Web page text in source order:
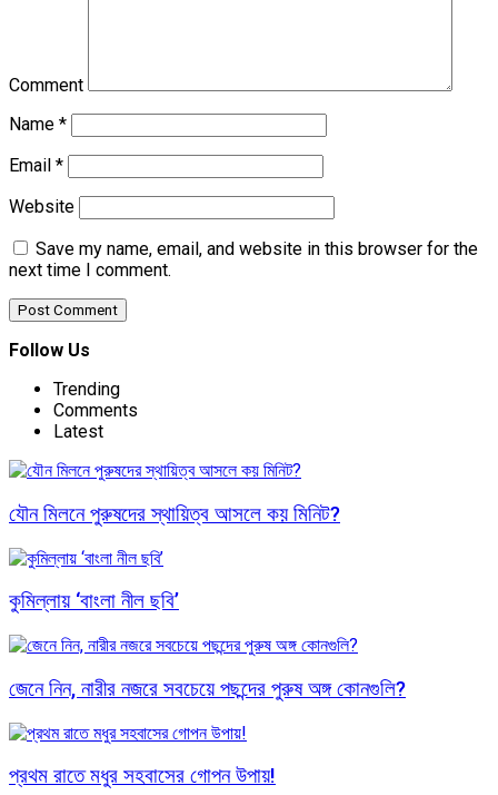
Comment
Name *
Email *
Website
Save my name, email, and website in this browser for the
next time I comment.
Follow Us
Trending
Comments
Latest
যৌন মিলনে পুরুষদের স্থায়িত্ব আসলে কয় মিনিট?
কুমিল্লায় ‘বাংলা নীল ছবি’
জেনে নিন, নারীর নজরে সবচেয়ে পছন্দের পুরুষ অঙ্গ কোনগুলি?
প্রথম রাতে মধুর সহবাসের গোপন উপায়!